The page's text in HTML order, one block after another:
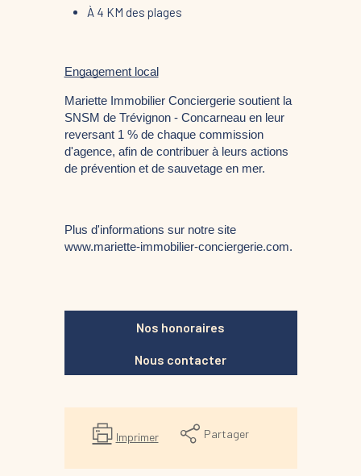
À 4 KM des plages
Engagement local
Mariette Immobilier Conciergerie soutient la
SNSM de Trévignon - Concarneau en leur
reversant 1 % de chaque commission
d'agence, afin de contribuer à leurs actions
de prévention et de sauvetage en mer.
Plus d'informations sur notre site
www.mariette-immobilier-conciergerie.com.
Nos honoraires
Nous contacter
Imprimer Partager